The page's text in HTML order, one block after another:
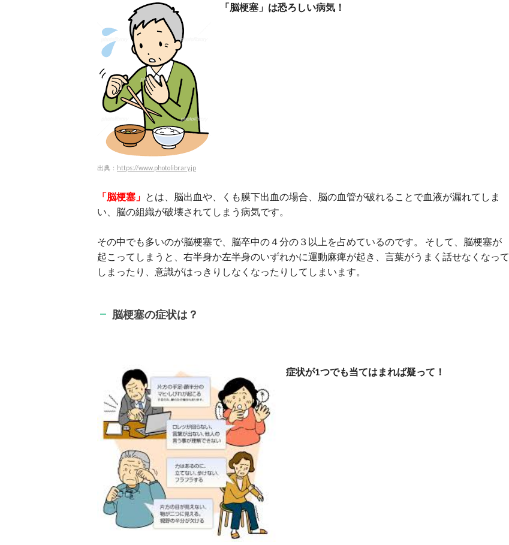
出典： https://www.photolibrary.jp
「脳梗塞」は恐ろしい病気！
「脳梗塞」 とは、脳出血や、くも膜下出血の場合、脳の血管が破れることで血液が漏れてしま
い、脳の組織が破壊されてしまう病気です。
その中でも多いのが脳梗塞で、脳卒中の４分の３以上を占めているのです。 そして、脳梗塞が
起こってしまうと、右半身か左半身のいずれかに運動麻痺が起き、言葉がうまく話せなくなって
しまったり、意識がはっきりしなくなったりしてしまいます。
脳梗塞の症状は？
症状が1つでも当てはまれば疑って！